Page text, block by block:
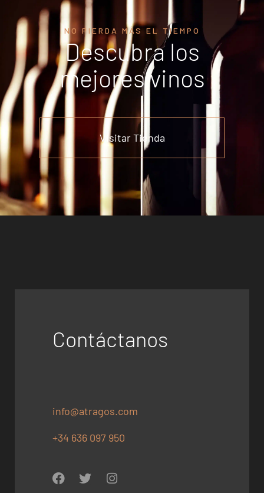
NO PIERDA MÁS EL TIEMPO
Descubra los
mejores vinos
Visitar Tienda
Contáctanos
info@atragos.com
+34 636 097 950